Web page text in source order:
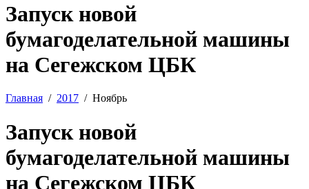
Запуск новой
бумагоделательной машины
на Сегежском ЦБК
Главная 2017 Ноябрь
Запуск новой
бумагоделательной машины
на Сегежском ЦБК